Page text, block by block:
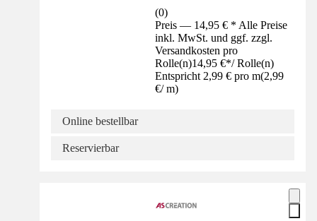
(0)
Preis — 14,95 € * Alle Preise
inkl. MwSt. und ggf. zzgl.
Versandkosten pro
Rolle(n)14,95 €*/ Rolle(n)
Entspricht 2,99 € pro m(2,99
€/ m)
Online bestellbar
Reservierbar